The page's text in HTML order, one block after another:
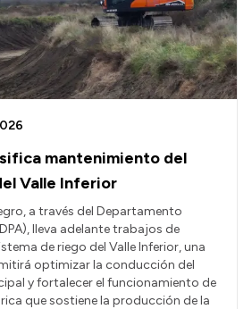
mantenimiento del
Valle Inferior
a través del Departamento
lleva adelante trabajos de
de riego del Valle Inferior, una
optimizar la conducción del
y fortalecer el funcionamiento de
que sostiene la producción de la